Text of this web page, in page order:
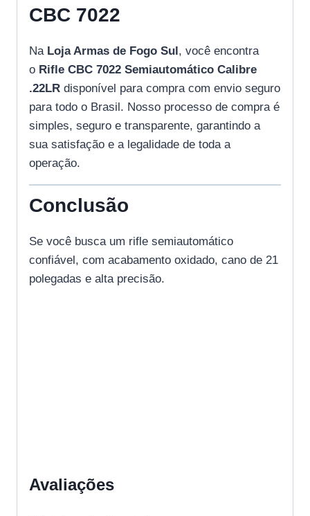
CBC 7022
Na Loja Armas de Fogo Sul, você encontra
o Rifle CBC 7022 Semiautomático Calibre
.22LR disponível para compra com envio seguro
para todo o Brasil. Nosso processo de compra é
simples, seguro e transparente, garantindo a
sua satisfação e a legalidade de toda a
operação.
Conclusão
Se você busca um rifle semiautomático
confiável, com acabamento oxidado, cano de 21
polegadas e alta precisão.
Avaliações